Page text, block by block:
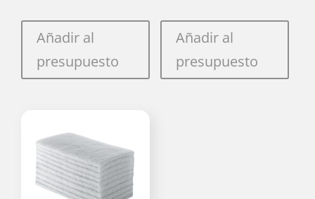
de
Añadir al
presupuesto
Añadir al
presupuesto